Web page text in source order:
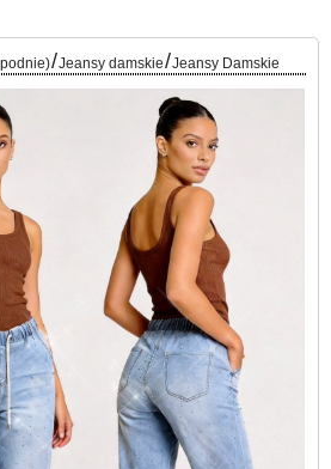
/Jeansy damskie/Jeansy Damskie